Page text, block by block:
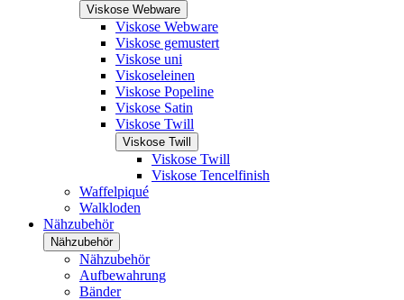
Viskose Webware
Viskose Webware
Viskose gemustert
Viskose uni
Viskoseleinen
Viskose Popeline
Viskose Satin
Viskose Twill
Viskose Twill
Viskose Twill
Viskose Tencelfinish
Waffelpiqué
Walkloden
Nähzubehör
Nähzubehör
Nähzubehör
Aufbewahrung
Bänder